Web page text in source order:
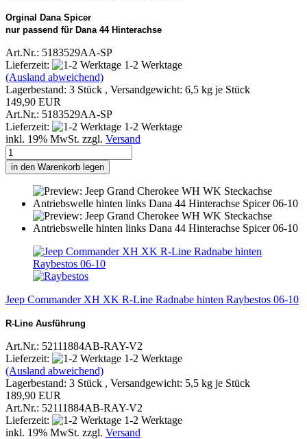
Orginal Dana Spicer
nur passend für Dana 44 Hinterachse
Art.Nr.: 5183529AA-SP
Lieferzeit:
1-2 Werktage
(Ausland abweichend)
Lagerbestand: 3 Stück , Versandgewicht: 6,5 kg je Stück
149,90 EUR
Art.Nr.: 5183529AA-SP
Lieferzeit:
1-2 Werktage
inkl. 19% MwSt. zzgl. Versand
in den Warenkorb legen
Jeep Commander XH XK R-Line Radnabe hinten Raybestos 06-10
R-Line Ausführung
Art.Nr.: 52111884AB-RAY-V2
Lieferzeit:
1-2 Werktage
(Ausland abweichend)
Lagerbestand: 3 Stück , Versandgewicht: 5,5 kg je Stück
189,90 EUR
Art.Nr.: 52111884AB-RAY-V2
Lieferzeit:
1-2 Werktage
inkl. 19% MwSt. zzgl. Versand